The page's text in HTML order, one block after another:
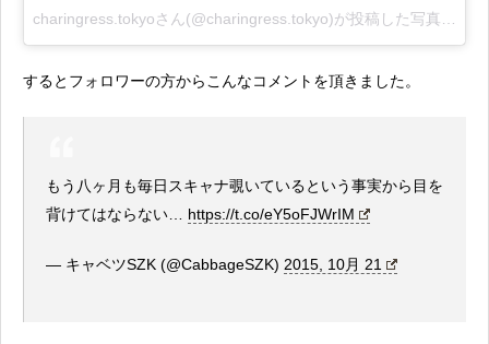
するとフォロワーの方からこんなコメントを頂きました。
もう八ヶ月も毎日スキャナ覗いているという事実から目を
背けてはならない… https://t.co/eY5oFJWrIM
— キャベツSZK (@CabbageSZK) 2015, 10月 21